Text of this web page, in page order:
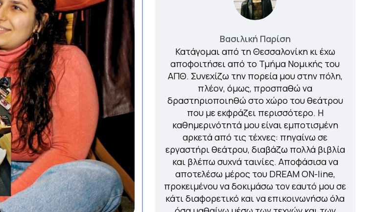
Βασιλική Παρίση
Κατάγομαι από τη Θεσσαλονίκη κι έχω
αποφοιτήσει από το Τμήμα Νομικής του
ΑΠΘ. Συνεχίζω την πορεία μου στην πόλη,
πλέον, όμως, προσπαθώ να
δραστηριοποιηθώ στο χώρο του θεάτρου
που με εκφράζει περισσότερο. Η
καθημερινότητά μου είναι εμποτισμένη
αρκετά από τις τέχνες: πηγαίνω σε
εργαστήρι θεάτρου, διαβάζω πολλά βιβλία
και βλέπω συχνά ταινίες. Αποφάσισα να
αποτελέσω μέρος του DREAM ON-line,
προκειμένου να δοκιμάσω τον εαυτό μου σε
κάτι διαφορετικό και να επικοινωνήσω όλα